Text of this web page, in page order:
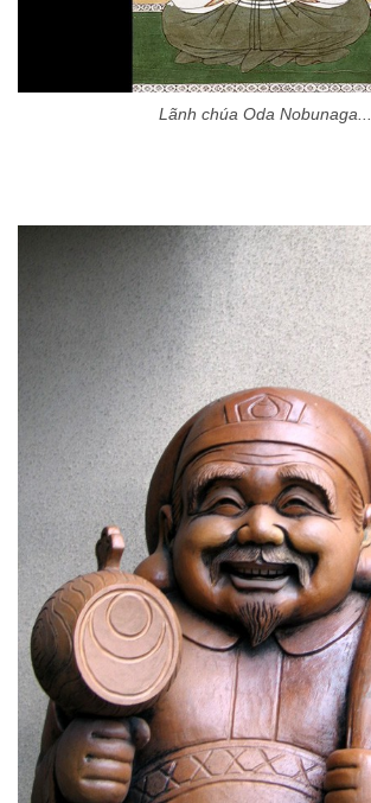
Lãnh chúa Oda Nobunaga...